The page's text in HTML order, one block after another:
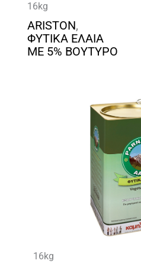
16kg
ARISTON,
ΦΥΤΙΚΑ ΕΛΑΙΑ
ΜΕ 5% ΒΟΥΤΥΡΟ
16kg